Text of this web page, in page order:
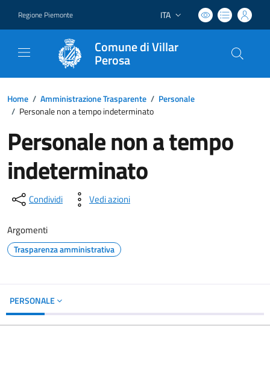
Regione Piemonte Lingua attiva:
ITA
Comune di Villar
Perosa
Home / Amministrazione Trasparente / Personale
/ Personale non a tempo indeterminato
Personale non a tempo
indeterminato
Condividi Vedi azioni
Argomenti
Trasparenza amministrativa
PERSONALE